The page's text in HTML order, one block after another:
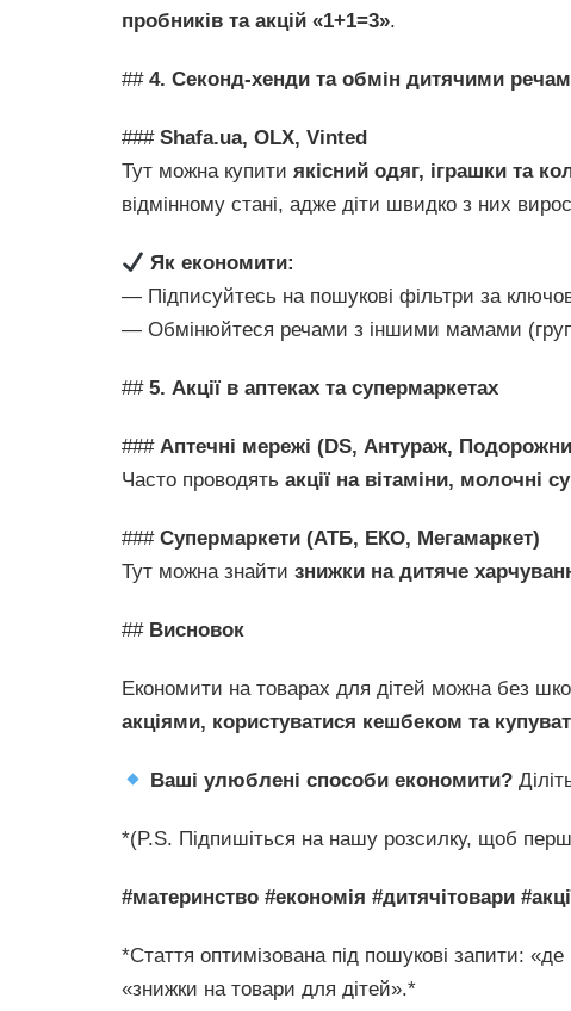
пробників та акцій «1+1=3».
## 4. Секонд-хенди та обмін дитячими
### Shafa.ua, OLX, Vinted
Тут можна купити якісний одяг, іграшки та
відмінному стані, адже діти швидко з них
Як економити:
— Підписуйтесь на пошукові фільтри за
— Обмінюйтеся речами з іншими мамами
## 5. Акції в аптеках та супермаркетах
### Аптечні мережі (DS, Антураж,
Часто проводять акції на вітаміни, молочні
### Супермаркети (АТБ, ЕКО, Мегамаркет)
Тут можна знайти знижки на дитяче
## Висновок
Економити на товарах для дітей можна без
акціями, користуватися кешбеком та
Ваші улюблені способи економити?
*(P.S. Підпишіться на нашу розсилку, щоб
#материнство #економія #дитячітовари
*Стаття оптимізована під пошукові запити:
«знижки на товари для дітей».*